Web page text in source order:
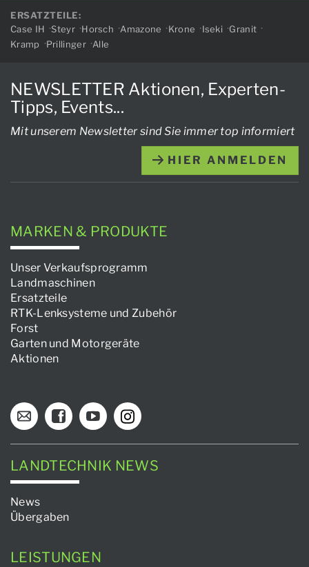
ERSATZTEILE:
Case IH
Steyr Horsch Amazone Krone Iseki
Granit
Kramp
Prillinger Alle
NEWSLETTER Aktionen, Experten-
Tipps, Events...
Mit unserem Newsletter sind Sie immer top informiert
HIER ANMELDEN
MARKEN & PRODUKTE
Unser Verkaufsprogramm
Landmaschinen
Ersatzteile
RTK-Lenksysteme und Zubehör
Forst
Garten und Motorgeräte
Aktionen
LANDTECHNIK NEWS
News
Übergaben
LEISTUNGEN